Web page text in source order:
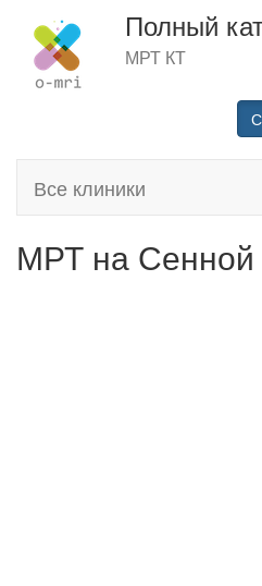
Полный
МРТ КТ
Все клиники
МРТ на